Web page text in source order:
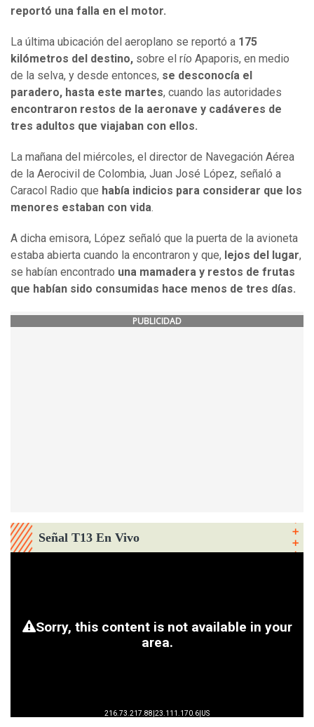
reportó una falla en el motor.
La última ubicación del aeroplano se reportó a 175
kilómetros del destino, sobre el río Apaporis, en medio
de la selva, y desde entonces, se desconocía el
paradero, hasta este martes, cuando las autoridades
encontraron restos de la aeronave y cadáveres de
tres adultos que viajaban con ellos.
La mañana del miércoles, el director de Navegación Aérea
de la Aerocivil de Colombia, Juan José López, señaló a
Caracol Radio que había indicios para considerar que los
menores estaban con vida
A dicha emisora, López señaló que la puerta de la avioneta
estaba abierta cuando la encontraron y que, lejos del lugar,
se habían encontrado una mamadera y restos de frutas
que habían sido consumidas hace menos de tres días.
PUBLICIDAD
Señal T13 En Vivo